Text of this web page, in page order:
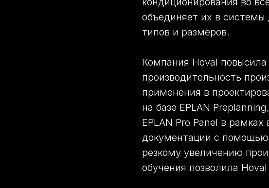
объединяет их в системы
типов и размеров.
Компания Hoval повысила
производительность
применения в
на базе EPLAN
EPLAN Pro Panel в
документации с помощью
резкому увеличению
обучения позволила